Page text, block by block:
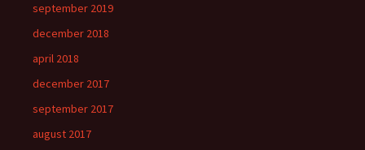
september 2019
december 2018
april 2018
december 2017
september 2017
august 2017